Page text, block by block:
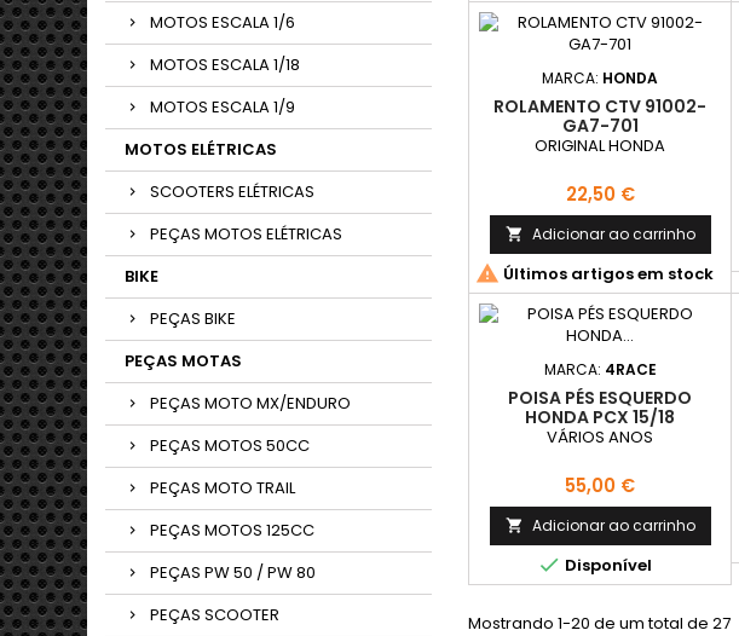
MOTOS ESCALA 1/6
MOTOS ESCALA 1/18
MOTOS ESCALA 1/9
MOTOS ELÉTRICAS
SCOOTERS ELÉTRICAS
PEÇAS MOTOS ELÉTRICAS
BIKE
PEÇAS BIKE
PEÇAS MOTAS
PEÇAS MOTO MX/ENDURO
PEÇAS MOTOS 50CC
PEÇAS MOTO TRAIL
PEÇAS MOTOS 125CC
PEÇAS PW 50 / PW 80
PEÇAS SCOOTER
MARCA: HONDA
ROLAMENTO CTV 91002-
GA7-701
ORIGINAL HONDA
Preço
22,50 €
 Adicionar ao carrinho
 Últimos artigos em stock
MARCA: 4RACE
POISA PÉS ESQUERDO
HONDA PCX 15/18
VÁRIOS ANOS
Preço
55,00 €
 Adicionar ao carrinho
 Disponível
Mostrando 1-20 de um total de 27